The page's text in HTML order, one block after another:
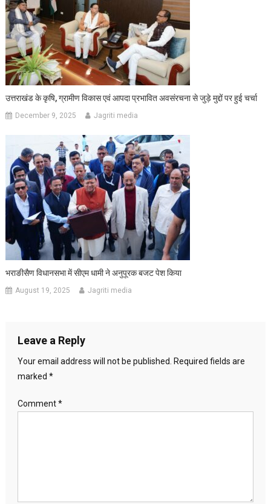
उत्तराखंड के कृषि, ग्रामीण विकास एवं आपदा प्रभावित अवसंरचना से जुड़े मुद्दों पर हुई चर्चा
December 9, 2025 Jagriti media
भराङीसैण विधानसभा में सीएम धामी ने अनुपूरक बजट पेश किया
August 19, 2025 Jagriti media
Leave a Reply
Your email address will not be published. Required fields are
marked *
Comment*